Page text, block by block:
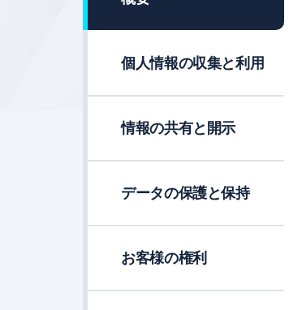
個人情報の収集と利用
情報の共有と開示
データの保護と保持
お客様の権利